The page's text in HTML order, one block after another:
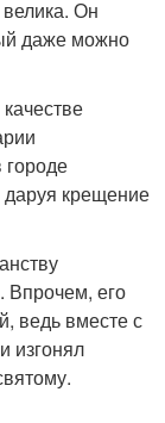
Он
даже можно
крещение
Впрочем, его
ведь вместе с
изгонял